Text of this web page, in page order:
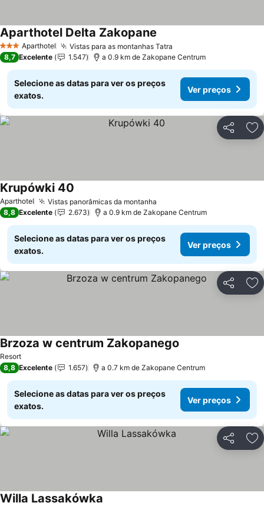
3 EstrelasAparthotel Vistas para as montanhas Tatra
Aparthotel Delta Zakopane
8,7 Excelente 1.547 a 0.9 km de Zakopane Centrum
Selecione as datas para ver os preços
exatos.
Ver preços
Partilhar
Aparthotel Vistas panorâmicas da montanha
Krupówki 40
8,8 Excelente 2.673 a 0.9 km de Zakopane Centrum
Selecione as datas para ver os preços
exatos.
Ver preços
Partilhar
Resort
Brzoza w centrum Zakopanego
8,8 Excelente 1.657 a 0.7 km de Zakopane Centrum
Selecione as datas para ver os preços
exatos.
Ver preços
Partilhar
Willa Lassakówka